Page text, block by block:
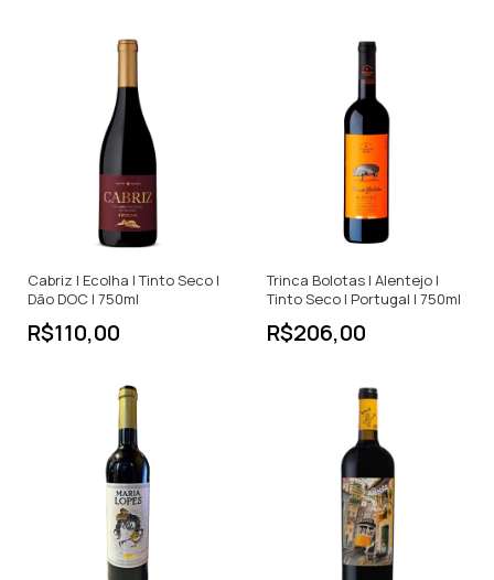
Cabriz | Ecolha | Tinto Seco |
Dão DOC | 750ml
R$110,00
Trinca Bolotas | Alentejo |
Tinto Seco | Portugal | 750ml
R$206,00